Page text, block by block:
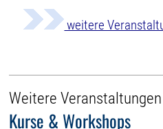
weitere
Weitere
Kurse & Workshops